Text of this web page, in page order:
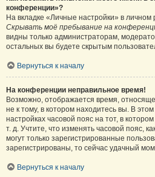
конференции»?
На вкладке «Личные настройки» в
Скрывать моё пребывание на
видны только администраторам,
остальных вы будете скрытым
Вернуться к началу
На конференции неправильное время!
Возможно, отображается время,
не к тому, в котором находитесь вы. В
настройках часовой пояс на тот, в
т. д. Учтите, что изменять часовой пояс,
могут только зарегистрированные
зарегистрированы, то сейчас удачный
Вернуться к началу